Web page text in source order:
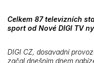
Celkem 87 televizních
sport od Nové DIGI TV
DIGI CZ, dosavadní
začal dnešním dnem